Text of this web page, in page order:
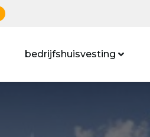
bedrijfshuisvesting